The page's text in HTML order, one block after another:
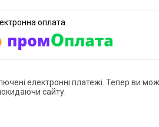
електронні платежі. Тепер ви
сайту.